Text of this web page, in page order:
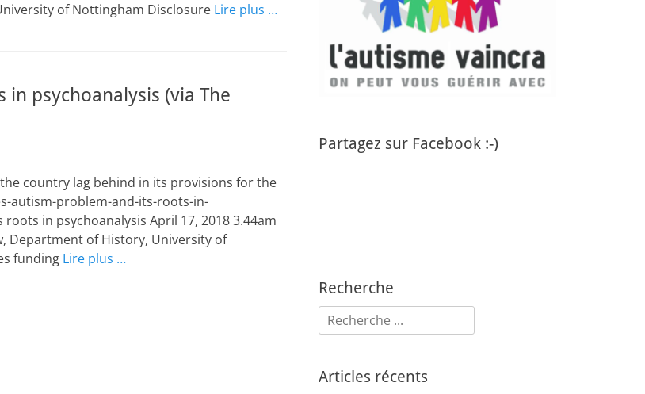
of Nottingham Disclosure Lire plus …
in psychoanalysis (via The
country lag behind in its provisions for the
autism-problem-and-its-roots-in-
in psychoanalysis April 17, 2018 3.44am
Department of History, University of
funding Lire plus …
Partagez sur Facebook :-)
Recherche
Rechercher :
Articles récents